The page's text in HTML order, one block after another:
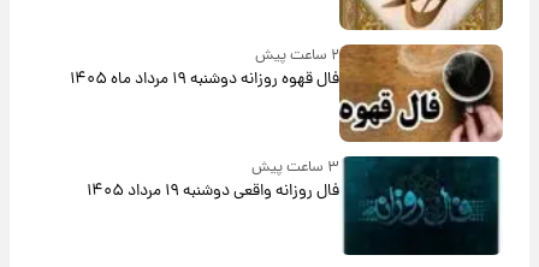
۲ ساعت پیش
فال قهوه روزانه دوشنبه ۱۹ مرداد ماه ۱۴۰۵
فال روزانه واقعی دوشنبه ۱۹ مرداد ۱۴۰۵